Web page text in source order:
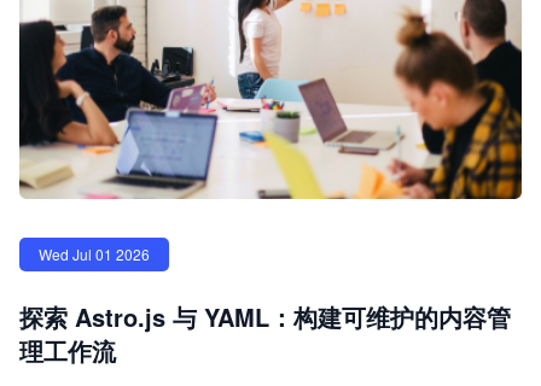
Wed Jul 01 2026
探索 Astro.js 与 YAML：构建可维护的内容管
理工作流